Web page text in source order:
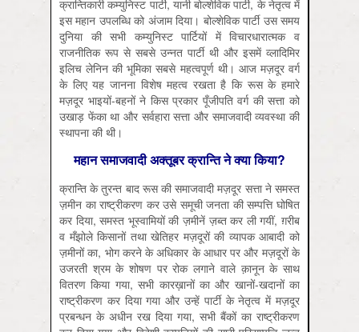
क्रान्तिकारी कम्युनिस्ट पार्टी, यानी बोल्शेविक पार्टी, के नेतृत्व में
इस महान उपलब्धि को अंजाम दिया। बोल्शेविक पार्टी उस समय
दुनिया की सभी कम्युनिस्ट पार्टियों में विचारधारात्मक व
राजनीतिक रूप से सबसे उन्नत पार्टी थी और इसमें व्लादिमिर
इलिच लेनिन की भूमिका सबसे महत्वपूर्ण थी। आज मज़दूर वर्ग
के लिए यह जानना विशेष महत्व रखता है कि रूस के हमारे
मज़दूर भाइयों-बहनों ने किस प्रकार पूँजीपति वर्ग की सत्ता को
उखाड़ फेंका था और सर्वहारा सत्ता और समाजवादी व्यवस्था की
स्थापना की थी।
महान समाजवादी अक्तूबर क्रान्ति ने क्या किया?
क्रान्ति के तुरन्त बाद रूस की समाजवादी मज़दूर सत्ता ने समस्त
ज़मीन का राष्ट्रीकरण कर उसे समूची जनता की सम्पत्ति घोषित
कर दिया, समस्त भूस्वामियों की ज़मीनें ज़ब्त कर ली गयीं, ग़रीब
व मँझोले किसानों तथा खेतिहर मज़दूरों की व्यापक आबादी को
ज़मीनों का, भोग करने के अधिकार के आधार पर और मज़दूरों के
उजरती श्रम के शोषण पर रोक लगाने वाले क़ानून के साथ
वितरण किया गया, सभी कारख़ानों का और खानों-खदानों का
राष्ट्रीकरण कर दिया गया और उन्हें पार्टी के नेतृत्व में मज़दूर
प्रबन्धन के अधीन रख दिया गया, सभी बैंकों का राष्ट्रीकरण